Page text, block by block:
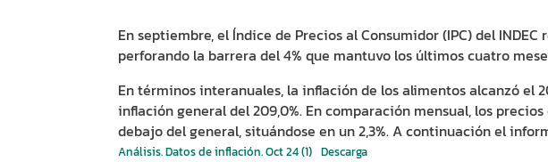
En septiembre, el Índice de Precios al Consumidor (IPC) del
perforando la barrera del 4% que mantuvo los últimos cuatro
En términos interanuales, la inflación de los alimentos alcanzó el
inflación general del 209,0%. En comparación mensual, los
debajo del general, situándose en un 2,3%. A continuación el
Análisis. Datos de inflación. Oct 24 (1) Descarga